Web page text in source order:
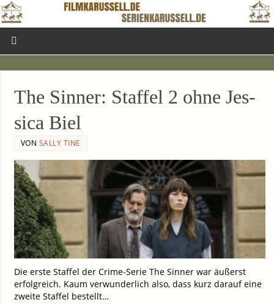
The Sin­ner: Staf­fel 2 ohne Jes­
si­ca Biel
VON SALLY TINE
Die ers­te Staf­fel der Crime-Serie The Sin­ner war äußerst
erfolg­reich. Kaum ver­wun­der­lich also, dass kurz dar­auf eine
zwei­te Staf­fel bestellt…